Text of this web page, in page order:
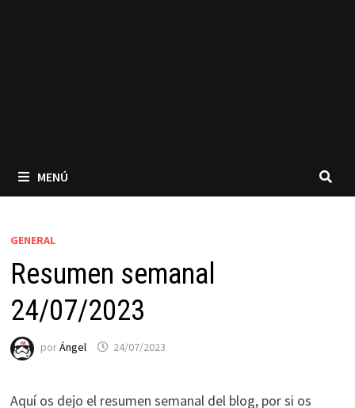
MENÚ
GENERAL
Resumen semanal
24/07/2023
porÁngel 24/07/2023
Aquí os dejo el resumen semanal del blog, por si os